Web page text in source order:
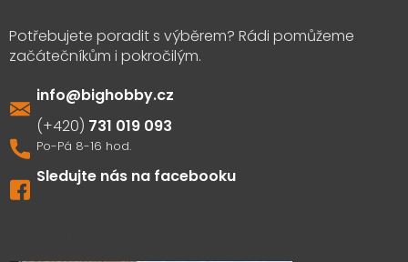
info@bighobby.cz
731 019 093
Sledujte nás na facebooku